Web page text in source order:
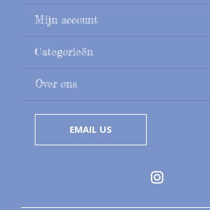
Mijn account
Categorieën
Over ons
EMAIL US